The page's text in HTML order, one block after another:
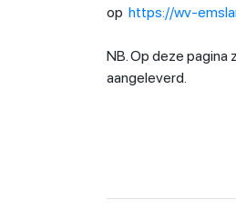
op https://wv-
NB. Op deze pagina
aangeleverd.